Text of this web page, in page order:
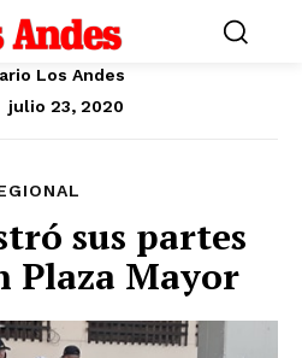
Los Andes
julio 23, 2020
sus partes
Plaza Mayor